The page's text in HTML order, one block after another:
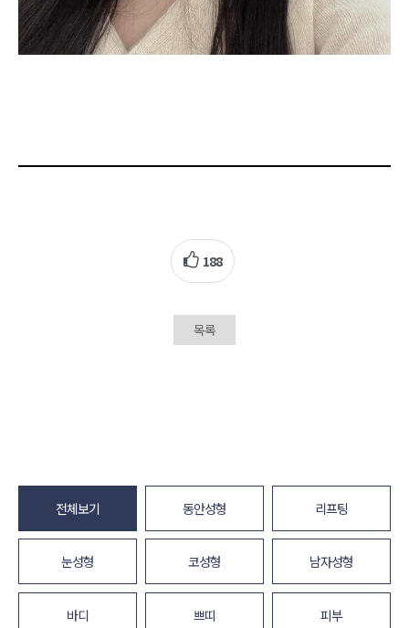
188
목록
전체보기 동안성형 리프팅
눈성형 코성형 남자성형
바디 쁘띠 피부